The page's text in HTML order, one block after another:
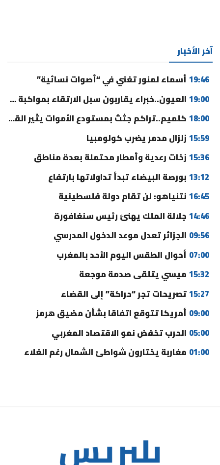
آخر الأخبار
19:46 أسماء لمنور تغني في “أصوات نسائية”
19:00 العيون..خبراء يقاربون سبل الارتقاء بمواكبة مغاربة العالم وتحسين الخدمات
18:00 كلميم..تراكم جثث بمستودع الأموات يثير القلق ومطالب بالتدخل
15:59 زلزال مدمر يضرب كولومبيا
15:36 زخات رعدية وأمطار محتملة بعدة مناطق
13:12 بورصة البيضاء تبدأ تداولاتها بارتفاع
16:45 نتنياهو: لن تقام دولة فلسطينية
14:46 جلالة الملك يهنئ رئيس سنغافورة
09:56 الجزائر تعدل موعد الدخول المدرسي
07:00 أحوال الطقس اليوم الأحد بالمغرب
15:32 ميسي يتلقى صدمة موجعة
15:27تصريحات تجر “حراكة” إلى القضاء
09:00 أمريكا تتوقع اتفاقا بشأن مضيق هرمز
05:00 الحرب تخفض نمو الاقتصاد المغربي
01:00 مغاربة يختارون شواطئ الشمال رغم الغلاء